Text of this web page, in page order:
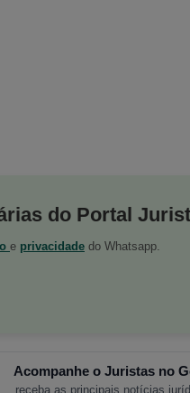
do Portal
e privacidade do Whatsapp.
Acompanhe o Juristas no
receba as principais notícias